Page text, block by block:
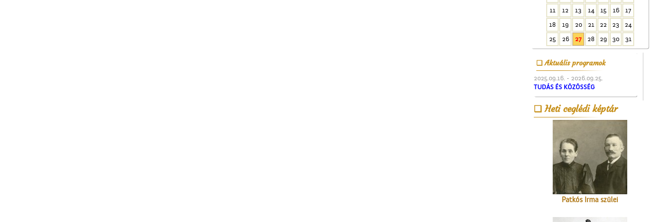
11
12 13 14 15 16
17
18
19 20 21 22 23
24
25
26 27 28 29 30 31
Aktuális programok
2025.09.16. - 2026.09.25.
TUDÁS ÉS KÖZÖSSÉG
Heti ceglédi képtár
A Nagytemplom
A valóság Pest megyében.
1956. október 30.
Patkós Irma szülei